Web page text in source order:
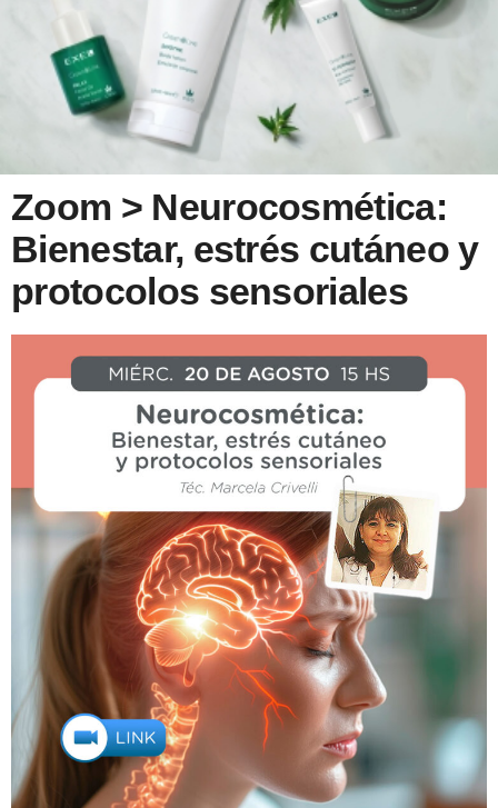
Zoom > Neurocosmética:
Bienestar, estrés cutáneo y
protocolos sensoriales